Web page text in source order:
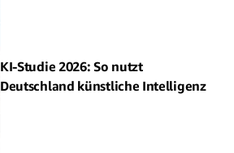
KI-Studie 2026: So nutzt
Deutschland künstliche Intelligenz